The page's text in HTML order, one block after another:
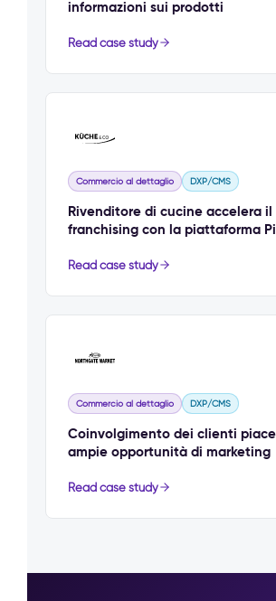
informazioni sui prodotti
Read case study
Commercio al dettaglio DXP/CMS
Rivenditore di cucine accelera il
franchising con la piattaforma
Read case study
Commercio al dettaglio DXP/CMS
Coinvolgimento dei clienti
ampie opportunità di marketing
Read case study